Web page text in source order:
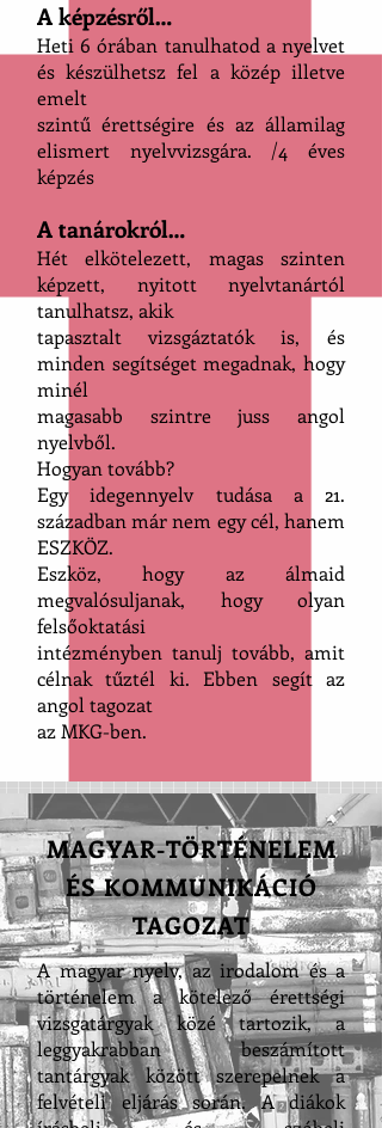
A képzésről…
Heti 6 órában tanulhatod a nyelvet
és készülhetsz fel a közép illetve
emelt
szintű érettségire és az államilag
elismert nyelvvizsgára. /4 éves
képzés
A tanárokról…
Hét elkötelezett, magas szinten
képzett, nyitott nyelvtanártól
tanulhatsz, akik
tapasztalt vizsgáztatók is, és
minden segítséget megadnak, hogy
minél
magasabb szintre juss angol
nyelvből.
Hogyan tovább?
Egy idegennyelv tudása a 21.
században már nem egy cél, hanem
ESZKÖZ.
Eszköz, hogy az álmaid
megvalósuljanak, hogy olyan
felsőoktatási
intézményben tanulj tovább, amit
célnak tűztél ki. Ebben segít az
angol tagozat
az MKG-ben.
MAGYAR-TÖRTÉNELEM
ÉS KOMMUNIKÁCIÓ
TAGOZAT
A magyar nyelv, az irodalom és a
történelem a kötelező érettségi
vizsgatárgyak közé tartozik, a
leggyakrabban beszámított
tantárgyak között szerepelnek a
felvételi eljárás során. A diákok